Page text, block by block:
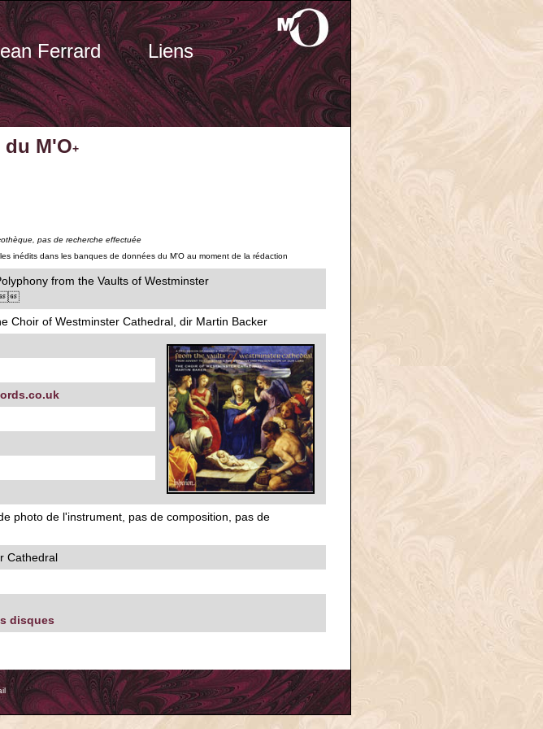
Ferrard Liens
M'O+
pas de recherche effectuée
inédits dans les banques de données du M'O au moment de la rédaction
from the Vaults of Westminster
Choir of Westminster Cathedral, dir Martin Backer
photo de l'instrument, pas de composition, pas de
Cathedral
disques